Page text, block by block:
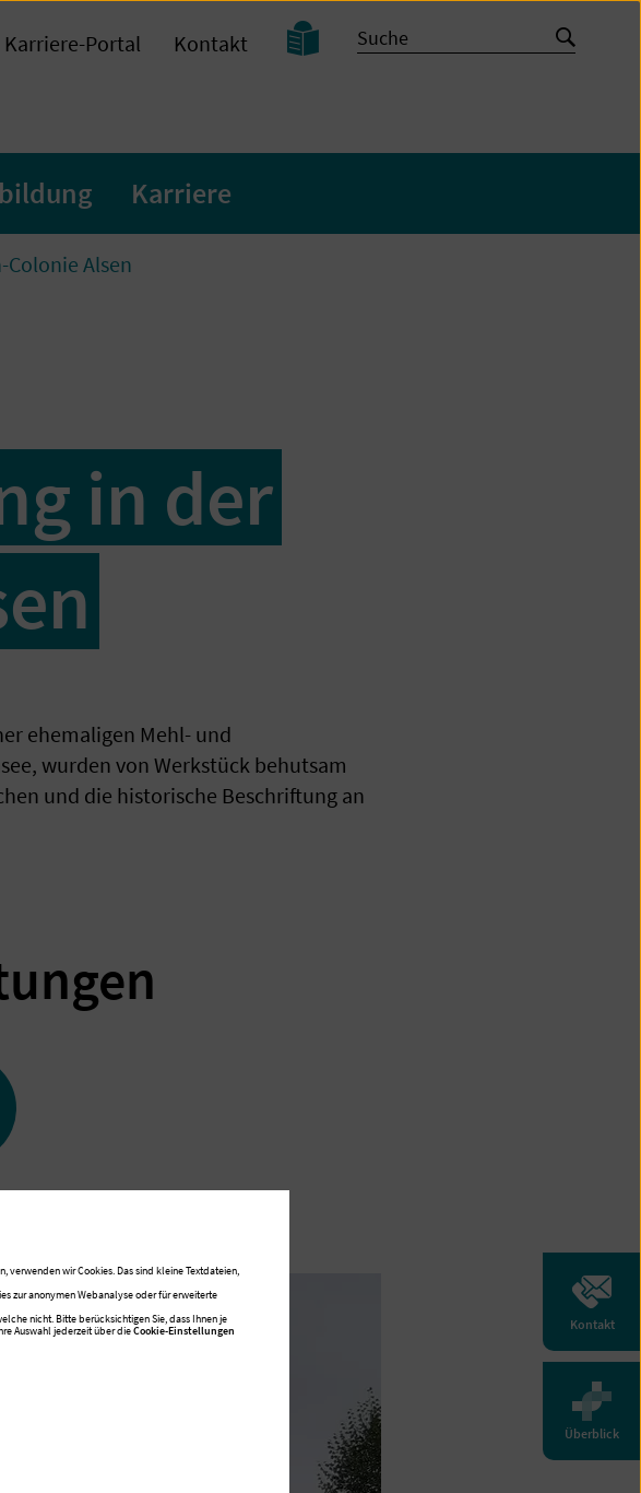
Karriere-Portal Kontakt
Leichte
Sprache
Suche
Suche
starten
Karriere
Colonie Alsen
in der
Kontakt
Überblick
ehemaligen Mehl- und
wurden von Werkstück behutsam
und die historische Beschriftung an
verwenden wir Cookies. Das sind kleine Textdateien,
zur anonymen Webanalyse oder für erweiterte
nicht. Bitte berücksichtigen Sie, dass Ihnen je
Auswahl jederzeit über dieCookie-Einstellungen